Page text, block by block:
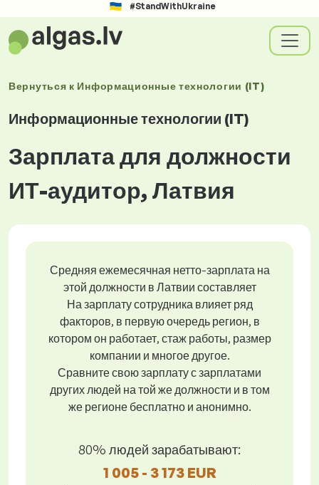
#StandWithUkraine
Вернуться к Информационные технологии (IT)
Информационные технологии (IT)
Зарплата для должности
ИТ-аудитор, Латвия
Средняя ежемесячная нетто-зарплата на
этой должности в Латвии составляет
На зарплату сотрудника влияет ряд
факторов, в первую очередь регион, в
котором он работает, стаж работы, размер
компании и многое другое.
Сравните свою зарплату с зарплатами
других людей на той же должности и в том
же регионе бесплатно и анонимно.
80% людей зарабатывают:
1 005 - 3 173 EUR